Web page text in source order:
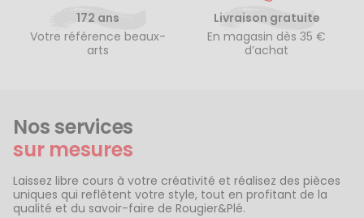
172 ans
Votre référence beaux-
arts
Livraison gratuite
En magasin dès 35 €
d’achat
Nos services
sur mesures
Laissez libre cours à votre créativité et réalisez des pièces
uniques qui reflètent votre style, tout en profitant de la
qualité et du savoir-faire de Rougier&Plé.